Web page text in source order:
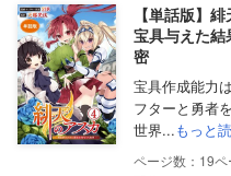
【単話版】
宝具与えた
密
宝具作成能力
フターと勇者
世界...もっと
19